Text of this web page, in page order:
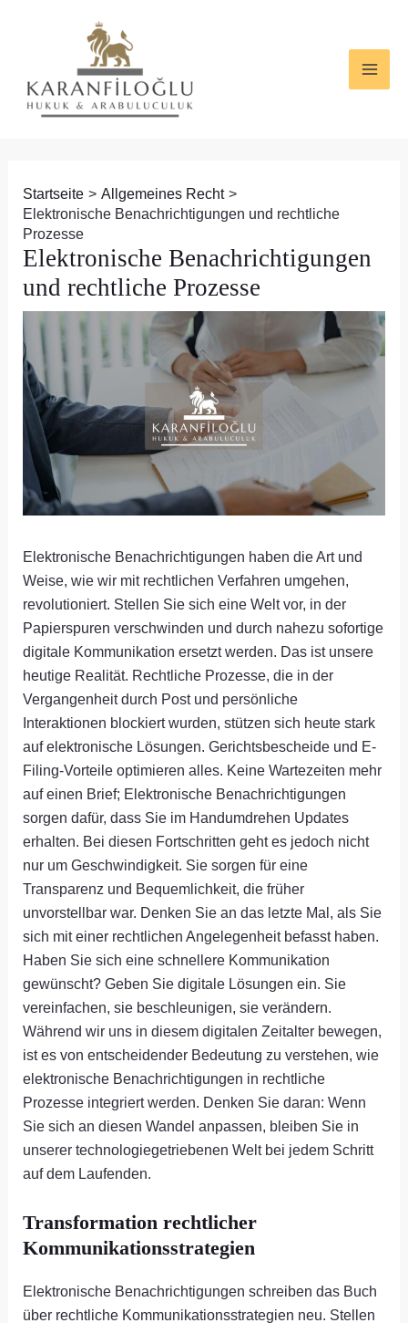
Startseite
Allgemeines Recht
Elektronische Benachrichtigungen und rechtliche
Prozesse
Elektronische Benachrichtigungen
und rechtliche Prozesse
Elektronische Benachrichtigungen haben die Art und
Weise, wie wir mit rechtlichen Verfahren umgehen,
revolutioniert. Stellen Sie sich eine Welt vor, in der
Papierspuren verschwinden und durch nahezu sofortige
digitale Kommunikation ersetzt werden. Das ist unsere
heutige Realität. Rechtliche Prozesse, die in der
Vergangenheit durch Post und persönliche
Interaktionen blockiert wurden, stützen sich heute stark
auf elektronische Lösungen. Gerichtsbescheide und E-
Filing-Vorteile optimieren alles. Keine Wartezeiten mehr
auf einen Brief; Elektronische Benachrichtigungen
sorgen dafür, dass Sie im Handumdrehen Updates
erhalten. Bei diesen Fortschritten geht es jedoch nicht
nur um Geschwindigkeit. Sie sorgen für eine
Transparenz und Bequemlichkeit, die früher
unvorstellbar war. Denken Sie an das letzte Mal, als Sie
sich mit einer rechtlichen Angelegenheit befasst haben.
Haben Sie sich eine schnellere Kommunikation
gewünscht? Geben Sie digitale Lösungen ein. Sie
vereinfachen, sie beschleunigen, sie verändern.
Während wir uns in diesem digitalen Zeitalter bewegen,
ist es von entscheidender Bedeutung zu verstehen, wie
elektronische Benachrichtigungen in rechtliche
Prozesse integriert werden. Denken Sie daran: Wenn
Sie sich an diesen Wandel anpassen, bleiben Sie in
unserer technologiegetriebenen Welt bei jedem Schritt
auf dem Laufenden.
Transformation rechtlicher
Kommunikationsstrategien
Elektronische Benachrichtigungen schreiben das Buch
über rechtliche Kommunikationsstrategien neu. Stellen